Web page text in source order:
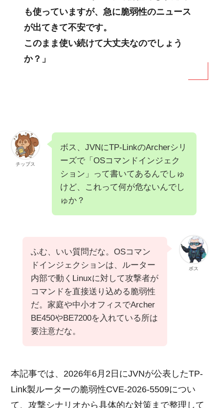
も使っていますが、急に脆弱性のニュース
が出てきて不安です。
このまま使い続けて大丈夫なのでしょう
か？」
チップス
ボス、JVNにTP-LinkのArcherシリ
ーズで「OSコマンドインジェク
ション」って書いてあるんでしゅ
けど、これって何が危ないんでし
ゅか？
ボス
ふむ、いい質問だな。OSコマン
ドインジェクションは、ルーター
内部で動くLinuxに対して攻撃者が
コマンドを直接送り込める脆弱性
だ。家庭や中小オフィスでArcher
BE450やBE7200を入れている所は
要注意だな。
本記事では、2026年6月2日にJVNが公表したTP-
Link製ルーターの脆弱性CVE-2026-5509につい
て、攻撃シナリオから具体的な対策まで整理して